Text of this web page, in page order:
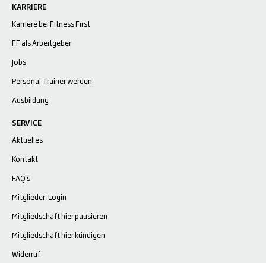
KARRIERE
Karriere bei Fitness First
FF als Arbeitgeber
Jobs
Personal Trainer werden
Ausbildung
SERVICE
Aktuelles
Kontakt
FAQ's
Mitglieder-Login
Mitgliedschaft hier pausieren
Mitgliedschaft hier kündigen
Widerruf